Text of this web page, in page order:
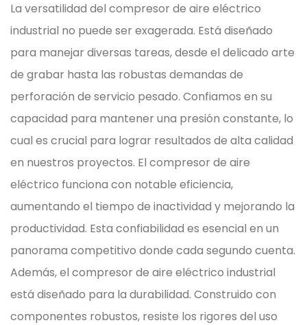
La versatilidad del compresor de aire eléctrico
industrial no puede ser exagerada. Está diseñado
para manejar diversas tareas, desde el delicado arte
de grabar hasta las robustas demandas de
perforación de servicio pesado. Confiamos en su
capacidad para mantener una presión constante, lo
cual es crucial para lograr resultados de alta calidad
en nuestros proyectos. El compresor de aire
eléctrico funciona con notable eficiencia,
aumentando el tiempo de inactividad y mejorando la
productividad. Esta confiabilidad es esencial en un
panorama competitivo donde cada segundo cuenta.
Además, el compresor de aire eléctrico industrial
está diseñado para la durabilidad. Construido con
componentes robustos, resiste los rigores del uso